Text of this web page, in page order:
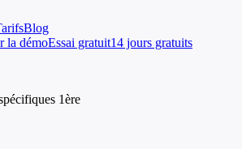
Blog
la démoEssai gratuit14 jours gratuits
1ère